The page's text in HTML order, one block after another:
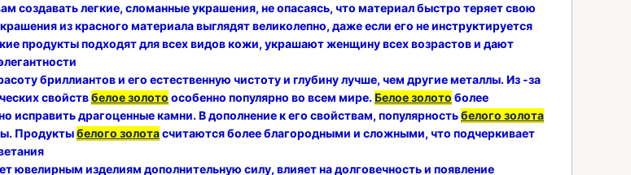
создавать легкие, сломанные украшения, не опасаясь, что материал быстро теряет свою
из красного материала выглядят великолепно, даже если его не инструктируется
продукты подходят для всех видов кожи, украшают женщину всех возрастов и дают
бриллиантов и его естественную чистоту и глубину лучше, чем другие металлы. Из -за
свойствбелое золото особенно популярно во всем мире.Белое золото более
исправить драгоценные камни. В дополнение к его свойствам, популярностьбелого золота
Продуктыбелого золотасчитаются более благородными и сложными, что подчеркивает
ювелирным изделиям дополнительную силу, влияет на долговечность и появление